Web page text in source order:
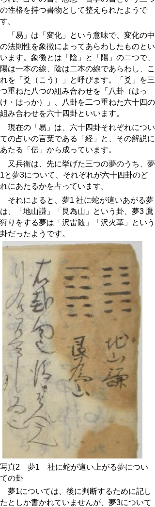
の性格を持つ書物として整えられたようで
す。
「易」は「変化」という意味で、変化の中
の法則性を象徴によってあらわしたものとい
います。象徴とは「陰」と「陽」の二つで、
陽は一本の線、陰は二本の線であらわし、こ
れを「爻（こう）」と呼びます。「爻」を三
つ重ねた八つの組み合わせを「八卦（はっ
け・はっか）」、八卦を二つ重ねた六十四の
組み合わせを六十四卦といいます。
現在の「易」は、六十四卦それぞれについ
ての占いの言葉である「経」と、その解説に
あたる「伝」から成っています。
又兵衛は、先に挙げた三つの夢のうち、夢
1と夢3について、それぞれが六十四卦のど
れにあたるかを占っています。
それによると、夢1 社に蛇が這いあがる夢
は、「地山謙」「艮為山」という卦、夢3 鷹
狩りをする夢は「沢雷随」「沢火革」という
卦だったようです。
写真2 夢1 社に蛇が這い上がる夢につい
ての卦
夢1については、後に判断するために記し
たとしか書かれていませんが、夢3について